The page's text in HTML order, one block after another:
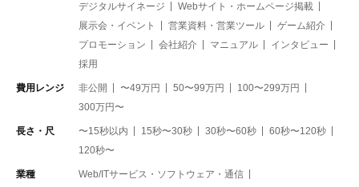
デジタルサイネージ
Webサイト・ホームページ掲載
展示会・イベント
営業資料・営業ツール
ゲーム紹介
プロモーション
会社紹介 マニュアル
インタビュー
採用
費用レンジ 非公開 〜49万円 50〜99万円
100〜299万円
300万円〜
長さ・尺 〜15秒以内 15秒〜30秒 30秒〜60秒
60秒〜120秒
120秒〜
業種
Web/ITサービス・ソフトウェア・通信